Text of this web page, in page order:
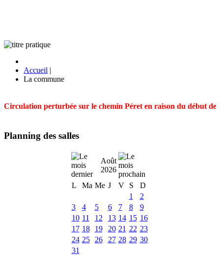
Accueil |
La commune
Circulation perturbée sur le chemin Péret en raison du début
Planning des salles
Août
2026
L
Ma Me J V S
D
1
2
3
4 5 6 7 8
9
10 11 12 13 14 15 16
17 18 19 20 21 22 23
24 25 26 27 28 29 30
31